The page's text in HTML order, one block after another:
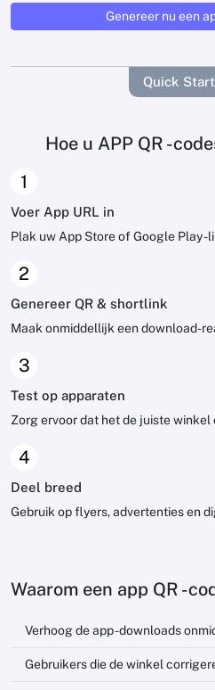
Genereer nu een
Quick
Hoe u APP QR -
1
Voer App URL in
Plak uw App Store of Google Play -
2
Genereer QR & shortlink
Maak onmiddellijk een download-
3
Test op apparaten
Zorg ervoor dat het de juiste winkel
4
Deel breed
Gebruik op flyers, advertenties en
Waarom een ​​app QR -
Verhoog de app -downloads
Gebruikers die de winkel